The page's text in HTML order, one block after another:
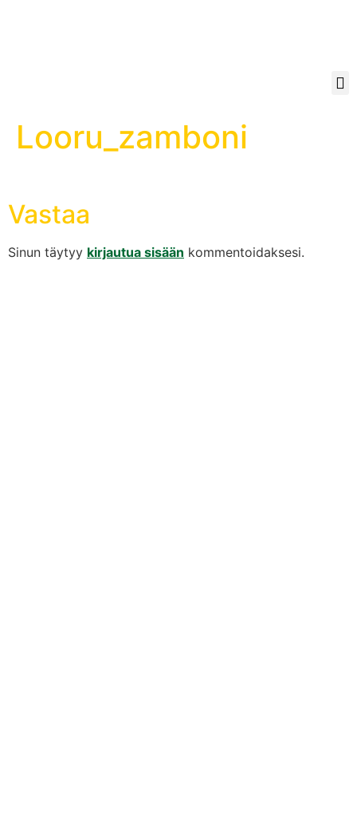
Looru_zamboni
Vastaa
Sinun täytyy kirjautua sisään kommentoidaksesi.